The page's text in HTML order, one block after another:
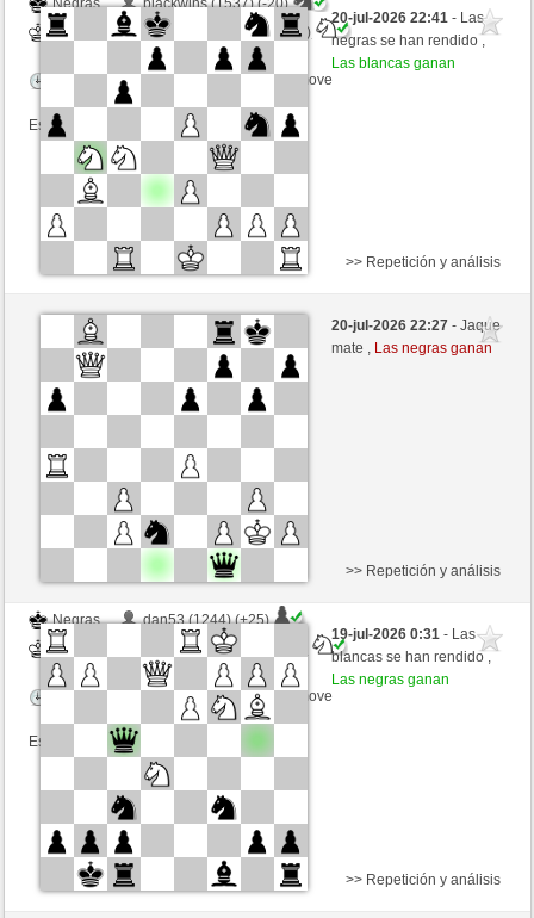
Negras
blackwins (1537) (-20)
Blancas
congcomayo (1440) (+20)
Tiempo: 10 minutes/side + 8 seconds/move
Esta partida es por puntos
20-jul-2026 22:41- Las
negras se han rendido ,
Las blancas ganan
Negras
BlueIceWolf91 (1308) (-11)
Blancas
congcomayo (1429) (+11)
Tiempo: 15 minutes/side + 11 seconds/move
>> Repetición y análisis
20-jul-2026 22:27- Jaque
mate , Las negras ganan
Negras
dan53 (1244) (+25)
Blancas
congcomayo (1454) (-25)
Tiempo: 10 minutes/side + 8 seconds/move
Esta partida es por puntos
>> Repetición y análisis
19-jul-2026 0:31- Las
blancas se han rendido ,
Las negras ganan
>> Repetición y análisis